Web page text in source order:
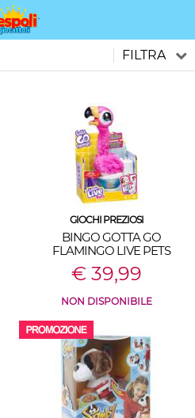
FILTRA
GIOCHI PREZIOSI
BINGO GOTTA GO
FLAMINGO LIVE PETS
€ 39,99
NON DISPONIBILE